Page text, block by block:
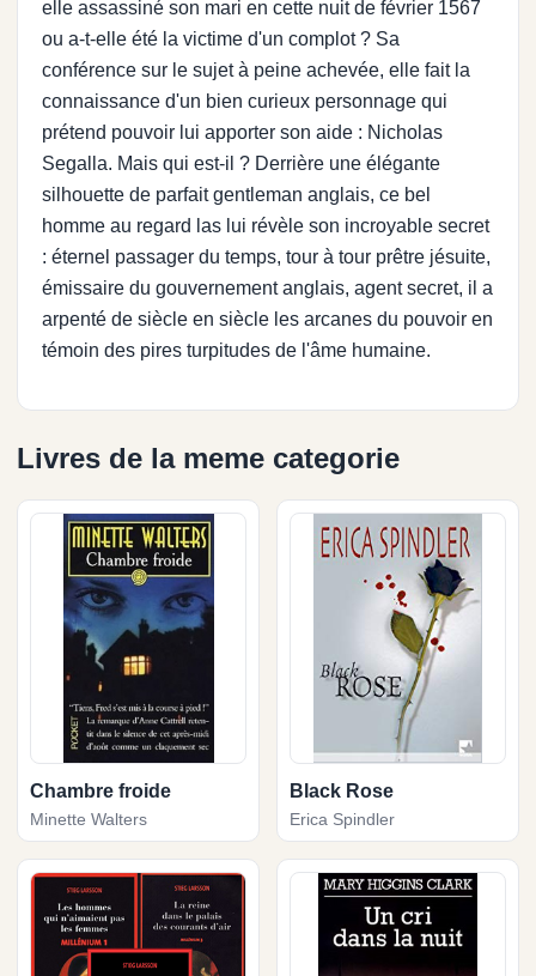
elle assassiné son mari en cette nuit de février 1567
ou a-t-elle été la victime d'un complot ? Sa
conférence sur le sujet à peine achevée, elle fait la
connaissance d'un bien curieux personnage qui
prétend pouvoir lui apporter son aide : Nicholas
Segalla. Mais qui est-il ? Derrière une élégante
silhouette de parfait gentleman anglais, ce bel
homme au regard las lui révèle son incroyable secret
: éternel passager du temps, tour à tour prêtre jésuite,
émissaire du gouvernement anglais, agent secret, il a
arpenté de siècle en siècle les arcanes du pouvoir en
témoin des pires turpitudes de l'âme humaine.
Livres de la meme categorie
Chambre froide
Minette Walters
Black Rose
Erica Spindler